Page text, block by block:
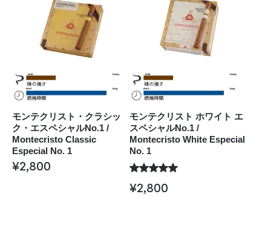
モンテクリスト・クラシッ
ク・エスペシャルNo.1 /
Montecristo Classic
Especial No. 1
¥2,800
モンテクリスト ホワイト エ
スペシャルNo.1 /
Montecristo White Especial
No. 1
¥2,800